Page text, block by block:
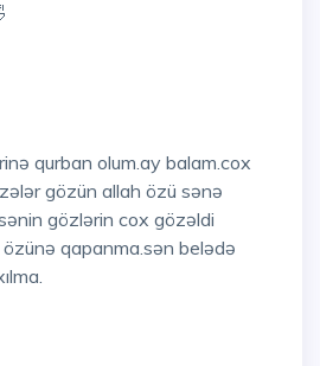
qurban olum.ay balam.cox
gözün allah özü sənə
gözlərin cox gözəldi
qapanma.sən belədə